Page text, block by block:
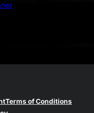
Terms of Conditions